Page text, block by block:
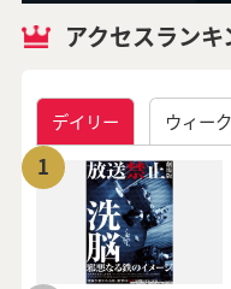
アクセスランキ
デイリー ウィー
1